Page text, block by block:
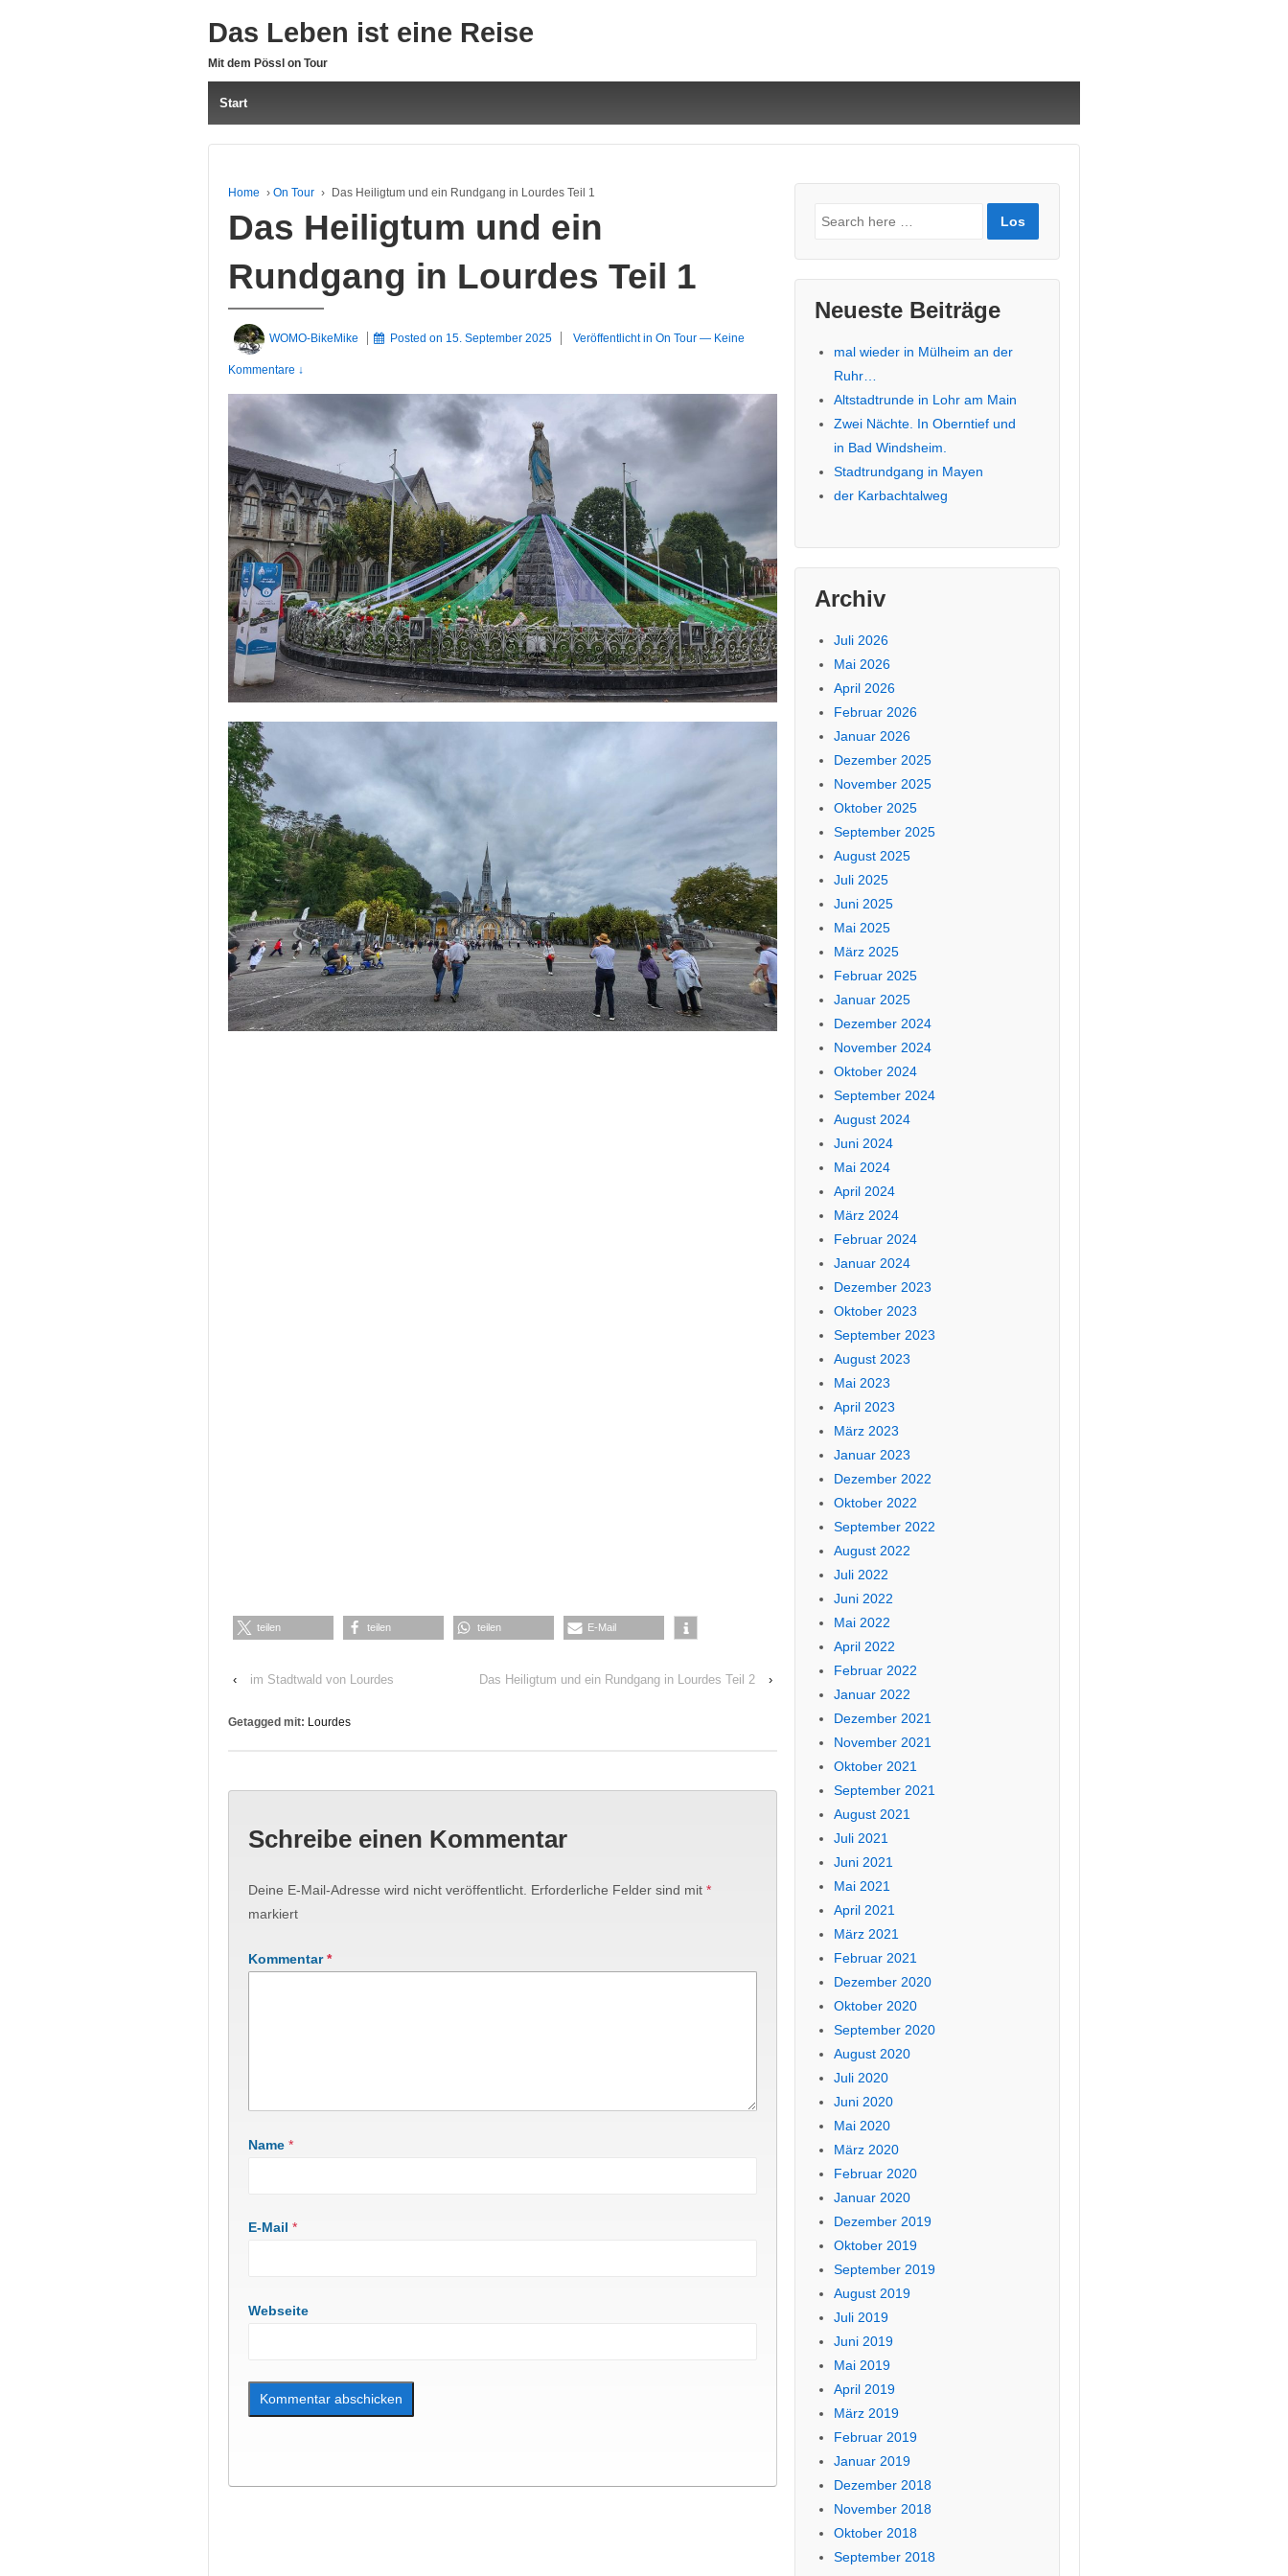
Das Leben ist eine Reise
Mit dem Pössl on Tour
Start
Home › On Tour › Das Heiligtum und ein Rundgang in Lourdes Teil 1
Das Heiligtum und ein
Rundgang in Lourdes Teil 1
WOMO-BikeMike Posted on 15. September 2025 Veröffentlicht inOn Tour — Keine
Kommentare ↓
teilen teilen teilen E-Mail
‹ im Stadtwald von Lourdes Das Heiligtum und ein Rundgang in Lourdes Teil 2 ›
Getagged mit: Lourdes
Schreibe einen Kommentar
Deine E-Mail-Adresse wird nicht veröffentlicht. Erforderliche Felder sind mit *
markiert
Kommentar*
Name *
E-Mail *
Webseite
Suche
Neueste Beiträge
mal wieder in Mülheim an der
Ruhr…
Altstadtrunde in Lohr am Main
Zwei Nächte. In Oberntief und
in Bad Windsheim.
Stadtrundgang in Mayen
der Karbachtalweg
Archiv
Juli 2026
Mai 2026
April 2026
Februar 2026
Januar 2026
Dezember 2025
November 2025
Oktober 2025
September 2025
August 2025
Juli 2025
Juni 2025
Mai 2025
März 2025
Februar 2025
Januar 2025
Dezember 2024
November 2024
Oktober 2024
September 2024
August 2024
Juni 2024
Mai 2024
April 2024
März 2024
Februar 2024
Januar 2024
Dezember 2023
Oktober 2023
September 2023
August 2023
Mai 2023
April 2023
März 2023
Januar 2023
Dezember 2022
Oktober 2022
September 2022
August 2022
Juli 2022
Juni 2022
Mai 2022
April 2022
Februar 2022
Januar 2022
Dezember 2021
November 2021
Oktober 2021
September 2021
August 2021
Juli 2021
Juni 2021
Mai 2021
April 2021
März 2021
Februar 2021
Dezember 2020
Oktober 2020
September 2020
August 2020
Juli 2020
Juni 2020
Mai 2020
März 2020
Februar 2020
Januar 2020
Dezember 2019
Oktober 2019
September 2019
August 2019
Juli 2019
Juni 2019
Mai 2019
April 2019
März 2019
Februar 2019
Januar 2019
Dezember 2018
November 2018
Oktober 2018
September 2018